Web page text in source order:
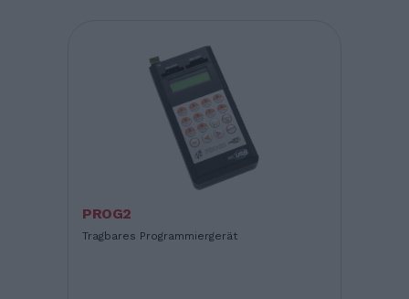
PROG2
Tragbares Programmiergerät